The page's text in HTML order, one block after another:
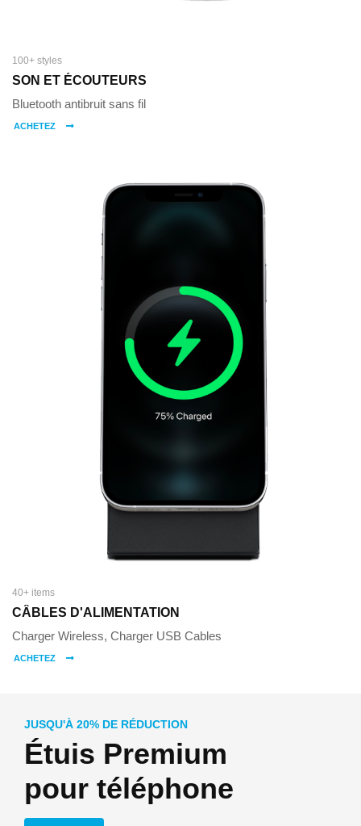
100+ styles
SON ET ÉCOUTEURS
Bluetooth antibruit sans fil
ACHETEZ
40+ items
CÂBLES D'ALIMENTATION
Charger Wireless, Charger USB Cables
ACHETEZ
JUSQU'À 20% DE RÉDUCTION
Étuis Premium
pour téléphone